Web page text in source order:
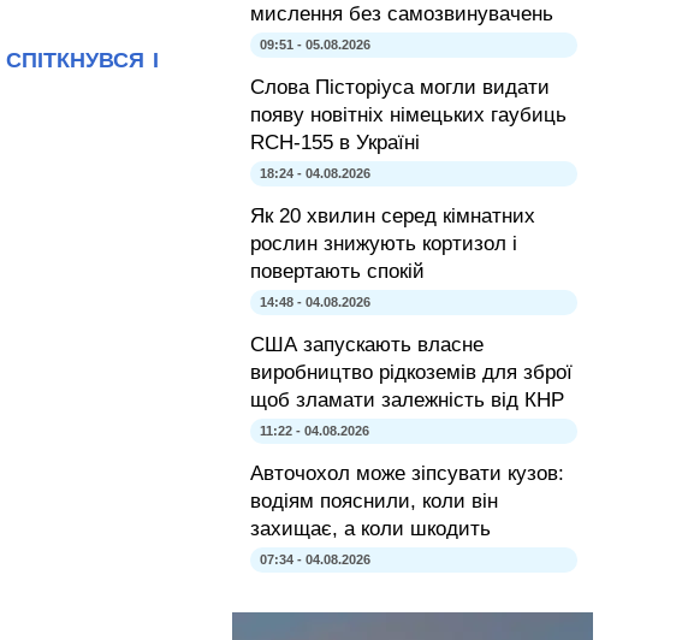
І
мислення без самозвинувачень
09:51 - 05.08.2026
Слова Пісторіуса могли видати
появу новітніх німецьких гаубиць
RCH-155 в Україні
18:24 - 04.08.2026
Як 20 хвилин серед кімнатних
рослин знижують кортизол і
повертають спокій
14:48 - 04.08.2026
США запускають власне
виробництво рідкоземів для зброї
щоб зламати залежність від КНР
11:22 - 04.08.2026
Авточохол може зіпсувати кузов:
водіям пояснили, коли він
захищає, а коли шкодить
07:34 - 04.08.2026